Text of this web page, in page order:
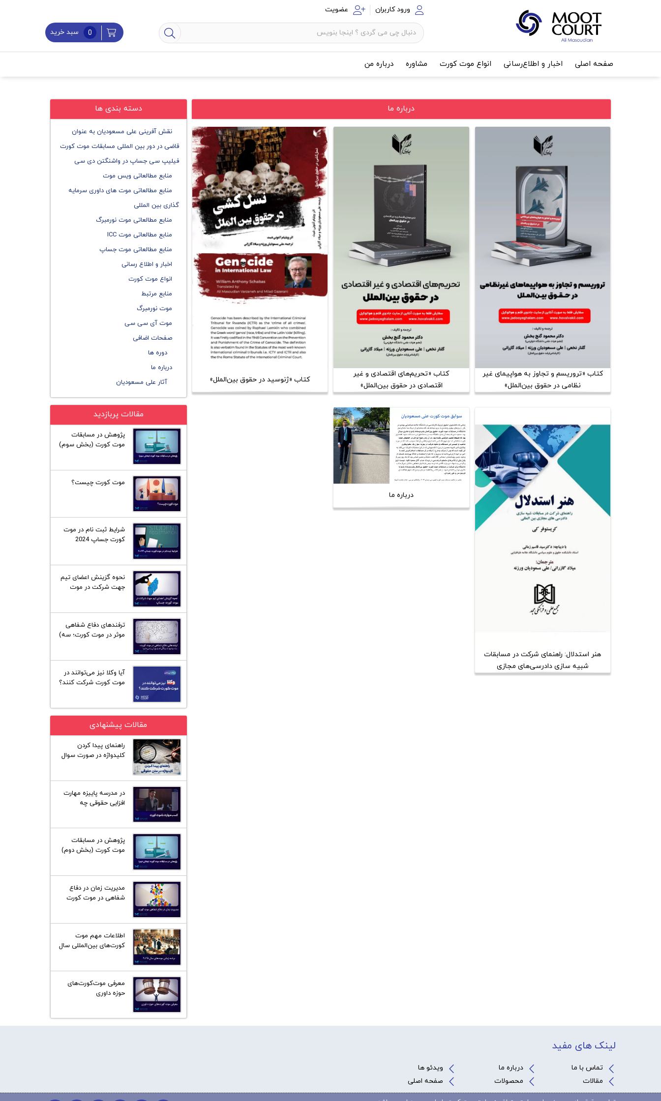
ورود کاربران عضویت
0 سبد خرید
صفحه اصلی اخبار و اطلاع‌رسانی انواع موت کورت مشاوره درباره من
درباره ما
کتاب «تروریسم و تجاوز به هواپیمای غیر
نظامی در حقوق بین‌الملل»
کتاب «تحریم‌های اقتصادی و غیر
اقتصادی در حقوق بین‌الملل»
کتاب «ژنوسید در حقوق بین‌الملل»
هنر استدلال: راهنمای شرکت در مسابقات
شبیه سازی دادرسی‌های مجازی
بین‌المللی
درباره ما
دسته بندی ها
نقش آفرینی علی مسعودیان به عنوان
قاضی در دور بین المللی مسابقات موت کورت
فیلیپ سی جساپ در واشنگتن دی سی
منابع مطالعاتی ویس موت
منابع مطالعاتی موت های داوری سرمایه
گذاری بین المللی
منابع مطالعاتی موت نورمبرگ
منابع مطالعاتی موت ICC
منابع مطالعاتی موت جساپ
اخبار و اطلاع رسانی
انواع موت کورت
منابع مرتبط
موت نورمبرگ
موت آی سی سی
صفحات اضافی
دوره ها
درباره ما
آثار علی مسعودیان
مقالات پربازدید
پژوهش در مسابقات
موت کورت (بخش سوم)
موت کورت چیست؟
شرایط ثبت نام در موت
کورت جساپ 2024
نحوه گزینش اعضای تیم
جهت شرکت در موت
ترفند‌های دفاع شفاهی
موثر در موت کورت؛ سه)
آیا وکلا نیز می‌توانند در
موت کورت شرکت کنند؟
مقالات پیشنهادی
راهنمای پیدا کردن
کلیدواژه در صورت سوال
در مدرسه پاییزه مهارت
افزایی حقوقی چه
پژوهش در مسابقات
موت کورت (بخش دوم)
مدیریت زمان در دفاع
شفاهی در موت کورت
اطلاعات مهم موت‌
کورت‌های بین‌المللی سال
معرفی موت‌کورت‌های
حوزه داوری
لینک های مفید
تماس با ما درباره ما
ویدئو ها
مقالات
محصولات صفحه اصلی